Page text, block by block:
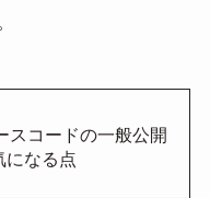
スコードの一般公開
になる点